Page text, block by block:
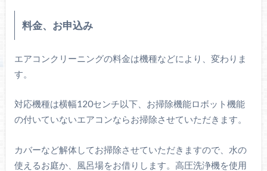
料金、お申込み
エアコンクリーニングの料金は機種などにより、変わりま
す。
対応機種は横幅120センチ以下、お掃除機能ロボット機能
の付いていないエアコンならお掃除させていただきます。
カバーなど解体してお掃除させていただきますので、水の
使えるお庭か、風呂場をお借りします。高圧洗浄機を使用